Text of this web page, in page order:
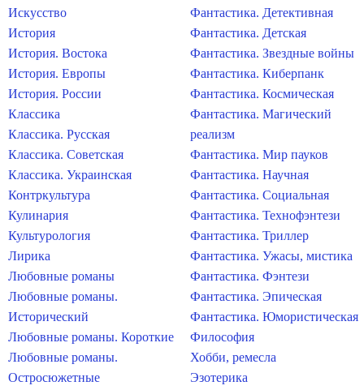
Искусство
История
История. Востока
История. Европы
История. России
Классика
Классика. Русская
Классика. Советская
Классика. Украинская
Контркультура
Кулинария
Культурология
Лирика
Любовные романы
Любовные романы.
Исторический
Любовные романы. Короткие
Любовные романы.
Остросюжетные
Фантастика. Детективная
Фантастика. Детская
Фантастика. Звездные войны
Фантастика. Киберпанк
Фантастика. Космическая
Фантастика. Магический
реализм
Фантастика. Мир пауков
Фантастика. Научная
Фантастика. Социальная
Фантастика. Технофэнтези
Фантастика. Триллер
Фантастика. Ужасы, мистика
Фантастика. Фэнтези
Фантастика. Эпическая
Фантастика. Юмористическая
Философия
Хобби, ремесла
Эзотерика